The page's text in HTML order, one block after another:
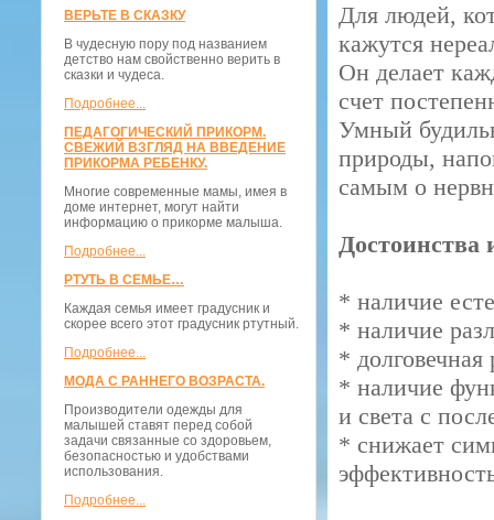
ВЕРЬТЕ В СКАЗКУ
В чудесную пору под названием
детство нам свойственно верить в
сказки и чудеса.
Подробнее...
ПЕДАГОГИЧЕСКИЙ ПРИКОРМ.
СВЕЖИЙ ВЗГЛЯД НА ВВЕДЕНИЕ
ПРИКОРМА РЕБЕНКУ.
Многие современные мамы, имея в
доме интернет, могут найти
информацию о прикорме малыша.
Подробнее...
РТУТЬ В СЕМЬЕ…
Каждая семья имеет градусник и
скорее всего этот градусник ртутный.
Подробнее...
МОДА С РАННЕГО ВОЗРАСТА.
Производители одежды для
малышей ставят перед собой
задачи связанные со здоровьем,
безопасностью и удобствами
использования.
Подробнее...
Для людей,
кажутся
Он делает
счет
Умный
природы,
самым о
Достоинства
* наличие
* наличие
* долговечная
* наличие
и света с
* снижает